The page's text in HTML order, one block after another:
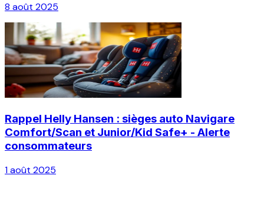
8 août 2025
Rappel Helly Hansen : sièges auto Navigare
Comfort/Scan et Junior/Kid Safe+ - Alerte
consommateurs
1 août 2025